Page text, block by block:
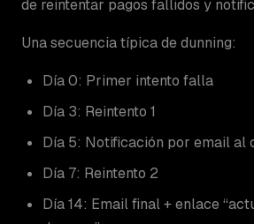
de reintentar pagos fallidos y
Una secuencia típica de dunning:
Día 0: Primer intento falla
Día 3: Reintento 1
Día 5: Notificación por email al
Día 7: Reintento 2
Día 14: Email final + enlace